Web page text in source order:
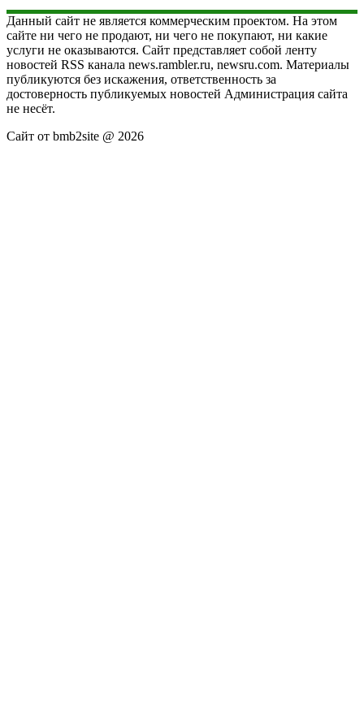
Данный сайт не является коммерческим проектом. На этом
сайте ни чего не продают, ни чего не покупают, ни какие
услуги не оказываются. Сайт представляет собой ленту
новостей RSS канала news.rambler.ru, newsru.com. Материалы
публикуются без искажения, ответственность за
достоверность публикуемых новостей Администрация сайта
не несёт.
Сайт от bmb2site @ 2026